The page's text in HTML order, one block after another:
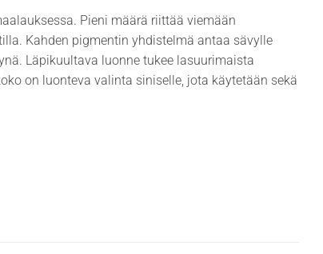
Pieni määrä riittää viemään
Kahden pigmentin yhdistelmä antaa sävylle
Läpikuultava luonne tukee lasuurimaista
on luonteva valinta siniselle, jota käytetään sekä